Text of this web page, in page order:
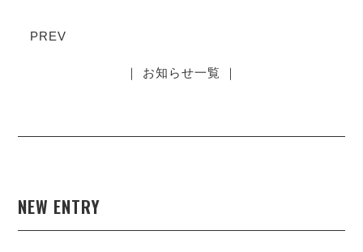
PREV
｜ お知らせ一覧 ｜
NEW ENTRY